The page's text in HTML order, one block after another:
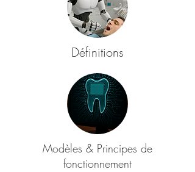
Définitions
Modèles & Principes de
fonctionnement